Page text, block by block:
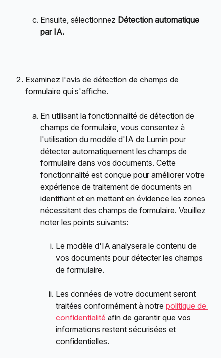
Ensuite, sélectionnez Détection automatique
par IA.
Examinez l'avis de détection de champs de
formulaire qui s'affiche.
En utilisant la fonctionnalité de détection de
champs de formulaire, vous consentez à
l'utilisation du modèle d'IA de Lumin pour
détecter automatiquement les champs de
formulaire dans vos documents. Cette
fonctionnalité est conçue pour améliorer votre
expérience de traitement de documents en
identifiant et en mettant en évidence les zones
nécessitant des champs de formulaire. Veuillez
noter les points suivants:
Le modèle d'IA analysera le contenu de
vos documents pour détecter les champs
de formulaire.
Les données de votre document seront
traitées conformément à notre politique de
confidentialité afin de garantir que vos
informations restent sécurisées et
confidentielles.